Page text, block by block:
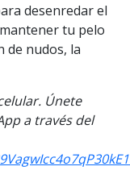
desenredar el
tu pelo
de nudos, la
Únete
a través del